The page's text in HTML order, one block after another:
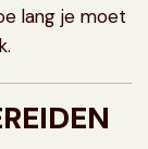
lang je moet